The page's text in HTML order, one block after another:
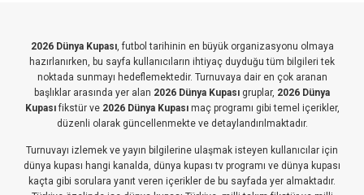
2026 Dünya Kupası, futbol tarihinin en büyük organizasyonu olmaya
hazırlanırken, bu sayfa kullanıcıların ihtiyaç duyduğu tüm bilgileri tek
noktada sunmayı hedeflemektedir. Turnuvaya dair en çok aranan
başlıklar arasında yer alan 2026 Dünya Kupası gruplar, 2026 Dünya
Kupasıfikstür ve 2026 Dünya Kupasımaç programı gibi temel içerikler,
düzenli olarak güncellenmekte ve detaylandırılmaktadır.
Turnuvayı izlemek ve yayın bilgilerine ulaşmak isteyen kullanıcılar için
dünya kupası hangi kanalda, dünya kupası tv programı ve dünya kupası
kaçta gibi sorulara yanıt veren içerikler de bu sayfada yer almaktadır.